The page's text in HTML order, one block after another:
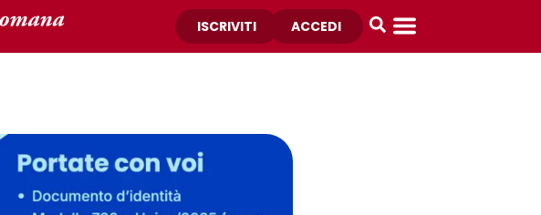
ISCRIVITI ACCEDI